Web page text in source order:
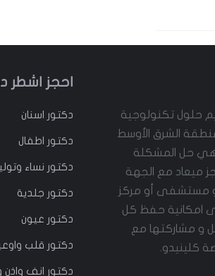
حلول تكنولوجية
الشرق الأوسط
هي حل المشكلة
ميعاد مع الجهة
أو مستشفى أو مركز
امكانية حفظ كل
و مشاركتها مع
كلينيدو.
احجز اشطر
دكتور اسنان
دكتور اطفال
دكتور نساء
دكتور جلدية
دكتور عيون
دكتور قلب
دكتور انف واذن